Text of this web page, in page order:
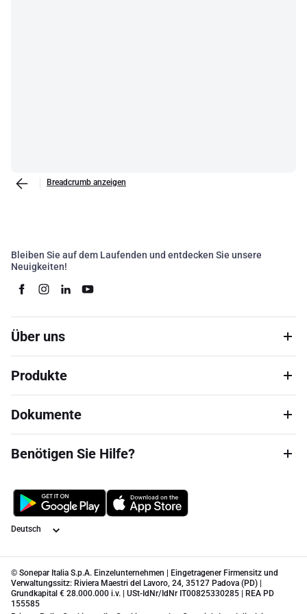
Breadcrumb anzeigen
Bleiben Sie auf dem Laufenden und entdecken Sie unsere
Neuigkeiten!
Über uns
Produkte
Dokumente
Benötigen Sie Hilfe?
Sprache
© Sonepar Italia S.p.A. Einzelunternehmen | Eingetragener Firmensitz und
Verwaltungssitz: Riviera Maestri del Lavoro, 24, 35127 Padova (PD) |
Grundkapital € 28.000.000 i.v. | USt-IdNr/IdNr IT00825330285 | REA PD
155585